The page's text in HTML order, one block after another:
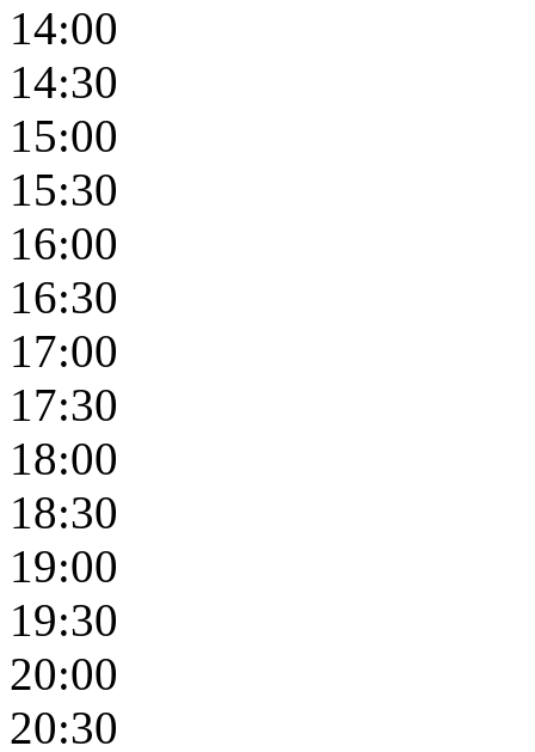
14:00
14:30
15:00
15:30
16:00
16:30
17:00
17:30
18:00
18:30
19:00
19:30
20:00
20:30